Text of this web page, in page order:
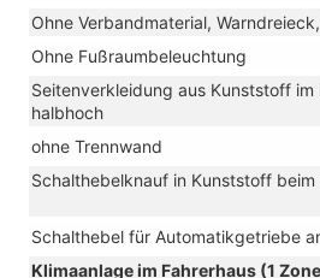
Ohne Verbandmaterial,
Ohne Fußraumbeleuchtung
Seitenverkleidung aus Kunststoff
halbhoch
ohne Trennwand
Schalthebelknauf in Kunststoff
Schalthebel für Automatikgetriebe
Klimaanlage im Fahrerhaus (1